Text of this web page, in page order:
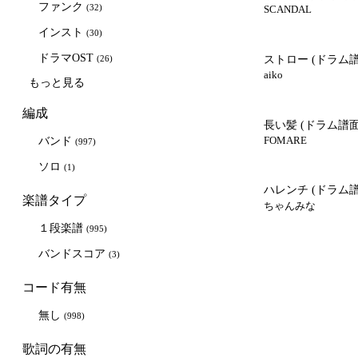
ファンク (32)
インスト (30)
ドラマOST (26)
もっと見る
編成
バンド (997)
ソロ (1)
楽譜タイプ
１段楽譜 (995)
バンドスコア (3)
コード有無
無し (998)
歌詞の有無
SCANDAL
ストロー (ドラム
aiko
長い髪 (ドラム譜
FOMARE
ハレンチ (ドラム
ちゃんみな